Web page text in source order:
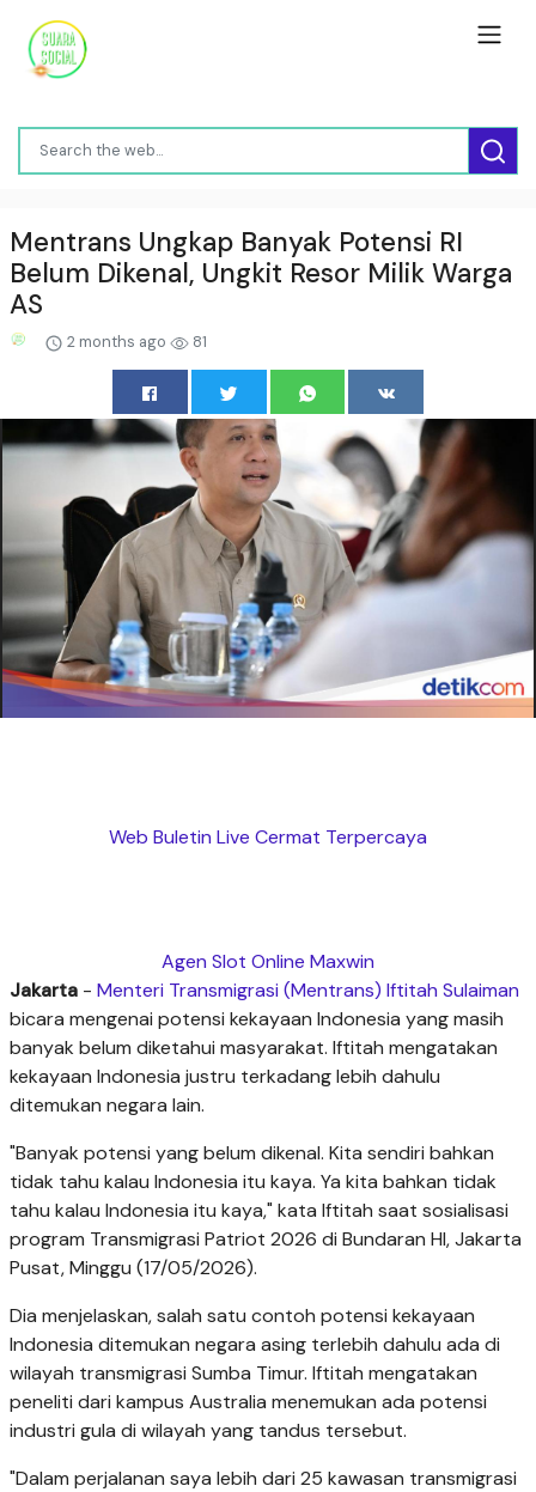
Mentrans Ungkap Banyak Potensi RI
Belum Dikenal, Ungkit Resor Milik Warga
AS
2 months ago 81
Web Buletin Live Cermat Terpercaya
Agen Slot Online Maxwin
Jakarta - Menteri Transmigrasi (Mentrans) Iftitah Sulaiman
bicara mengenai potensi kekayaan Indonesia yang masih
banyak belum diketahui masyarakat. Iftitah mengatakan
kekayaan Indonesia justru terkadang lebih dahulu
ditemukan negara lain.
"Banyak potensi yang belum dikenal. Kita sendiri bahkan
tidak tahu kalau Indonesia itu kaya. Ya kita bahkan tidak
tahu kalau Indonesia itu kaya," kata Iftitah saat sosialisasi
program Transmigrasi Patriot 2026 di Bundaran HI, Jakarta
Pusat, Minggu (17/05/2026).
Dia menjelaskan, salah satu contoh potensi kekayaan
Indonesia ditemukan negara asing terlebih dahulu ada di
wilayah transmigrasi Sumba Timur. Iftitah mengatakan
peneliti dari kampus Australia menemukan ada potensi
industri gula di wilayah yang tandus tersebut.
"Dalam perjalanan saya lebih dari 25 kawasan transmigrasi